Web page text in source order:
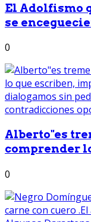
El Adolfismo
se
0
Alberto"es
comprender
0